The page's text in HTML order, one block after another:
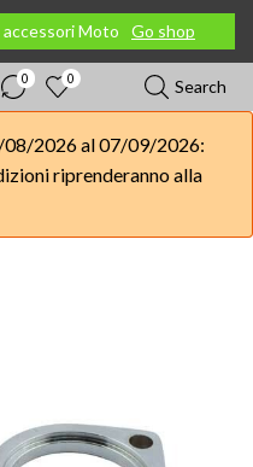
accessori Moto Go shop
0 0 Search
08/2026 al 07/09/2026:
riprenderanno alla